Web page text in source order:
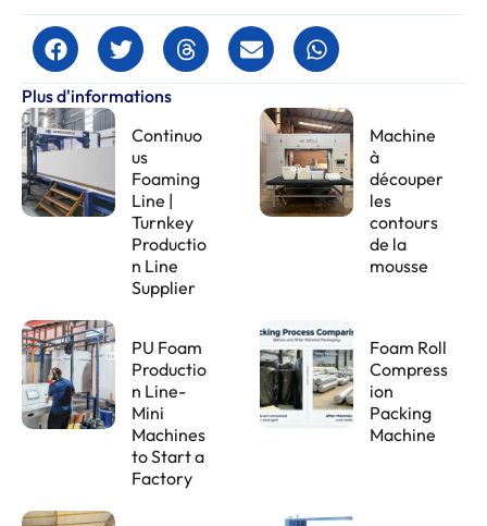
Plus d'informations
Continuo
us
Foaming
Line |
Turnkey
Productio
n Line
Supplier
Machine
à
découper
les
contours
de la
mousse
PU Foam
Productio
n Line-
Mini
Machines
to Start a
Factory
Foam Roll
Compress
ion
Packing
Machine